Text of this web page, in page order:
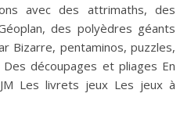
avec des attrimaths, des
des polyèdres géants
Bizarre, pentaminos, puzzles,
Des découpages et pliages En
Les livrets jeux Les jeux à